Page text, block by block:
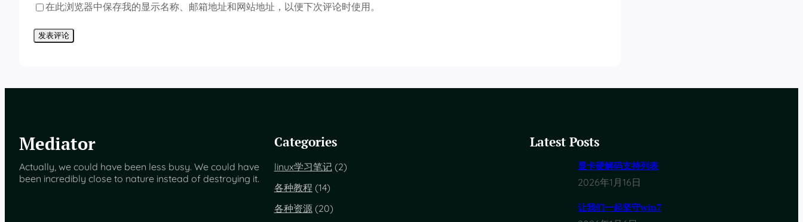
在此浏览器中保存我的显示名称、邮箱地址和网站地址，以便下次评论时使用。
Mediator
Actually, we could have been less busy. We could have
been incredibly close to nature instead of destroying it.
Categories
linux学习笔记(2)
各种教程 (14)
各种资源(20)
Latest Posts
显卡硬解码支持列表
2026年1月16日
让我们一起坚守win7